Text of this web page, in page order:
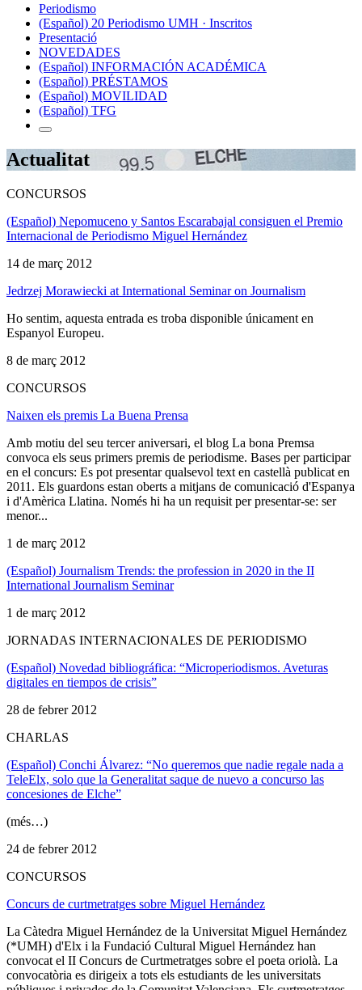
Periodismo
(Español) 20 Periodismo UMH · Inscritos
Presentació
NOVEDADES
(Español) INFORMACIÓN ACADÉMICA
(Español) PRÉSTAMOS
(Español) MOVILIDAD
(Español) TFG
Actualitat
CONCURSOS
(Español) Nepomuceno y Santos Escarabajal consiguen el Premio
Internacional de Periodismo Miguel Hernández
14 de març 2012
Jedrzej Morawiecki at International Seminar on Journalism
Ho sentim, aquesta entrada es troba disponible únicament en
Espanyol Europeu.
8 de març 2012
CONCURSOS
Naixen els premis La Buena Prensa
Amb motiu del seu tercer aniversari, el blog La bona Premsa
convoca els seus primers premis de periodisme. Bases per participar
en el concurs: Es pot presentar qualsevol text en castellà publicat en
2011. Els guardons estan oberts a mitjans de comunicació d'Espanya
i d'Amèrica Llatina. Només hi ha un requisit per presentar-se: ser
menor...
1 de març 2012
(Español) Journalism Trends: the profession in 2020 in the II
International Journalism Seminar
1 de març 2012
JORNADAS INTERNACIONALES DE PERIODISMO
(Español) Novedad bibliográfica: “Microperiodismos. Aveturas
digitales en tiempos de crisis”
28 de febrer 2012
CHARLAS
(Español) Conchi Álvarez: “No queremos que nadie regale nada a
TeleElx, solo que la Generalitat saque de nuevo a concurso las
concesiones de Elche”
(més…)
24 de febrer 2012
CONCURSOS
Concurs de curtmetratges sobre Miguel Hernández
La Càtedra Miguel Hernández de la Universitat Miguel Hernández
(*UMH) d'Elx i la Fundació Cultural Miguel Hernández han
convocat el II Concurs de Curtmetratges sobre el poeta oriolà. La
convocatòria es dirigeix a tots els estudiants de les universitats